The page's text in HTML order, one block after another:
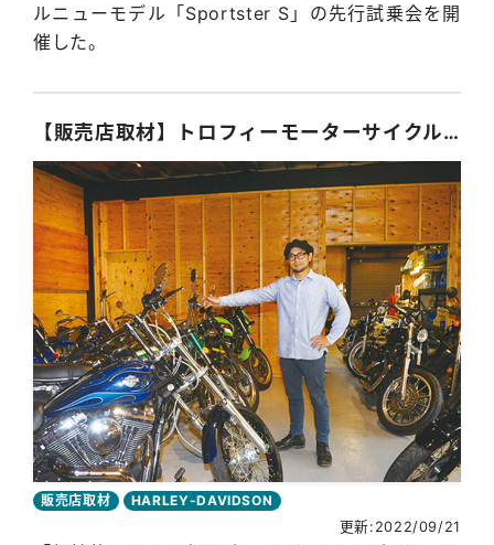
ルニューモデル「Sportster S」の先行試乗会を開
催した。
販売店取材
HARLEY-DAVIDSON
更新:2022/09/21
【販売店取材】トロフィーモーターサイクル 八木沼務 代表（福島県）